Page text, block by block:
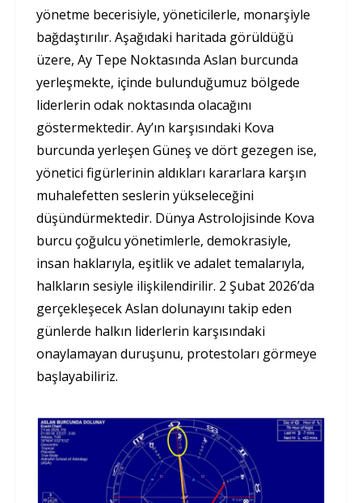
yönetme becerisiyle, yöneticilerle, monarşiyle
bağdaştırılır. Aşağıdaki haritada görüldüğü
üzere, Ay Tepe Noktasında Aslan burcunda
yerleşmekte, içinde bulunduğumuz bölgede
liderlerin odak noktasında olacağını
göstermektedir. Ay’ın karşısındaki Kova
burcunda yerleşen Güneş ve dört gezegen ise,
yönetici figürlerinin aldıkları kararlara karşın
muhalefetten seslerin yükseleceğini
düşündürmektedir. Dünya Astrolojisinde Kova
burcu çoğulcu yönetimlerle, demokrasiyle,
insan haklarıyla, eşitlik ve adalet temalarıyla,
halkların sesiyle ilişkilendirilir. 2 Şubat 2026’da
gerçekleşecek Aslan dolunayını takip eden
günlerde halkın liderlerin karşısındaki
onaylamayan duruşunu, protestoları görmeye
başlayabiliriz.